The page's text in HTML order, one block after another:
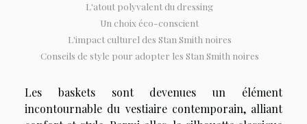
L'atout polyvalent du dressing
Un choix éco-conscient
L'impact culturel des Stan Smith noires
Conseils de style pour adopter les Stan Smith noires
Les baskets sont devenues un élément
incontournable du vestiaire contemporain, alliant